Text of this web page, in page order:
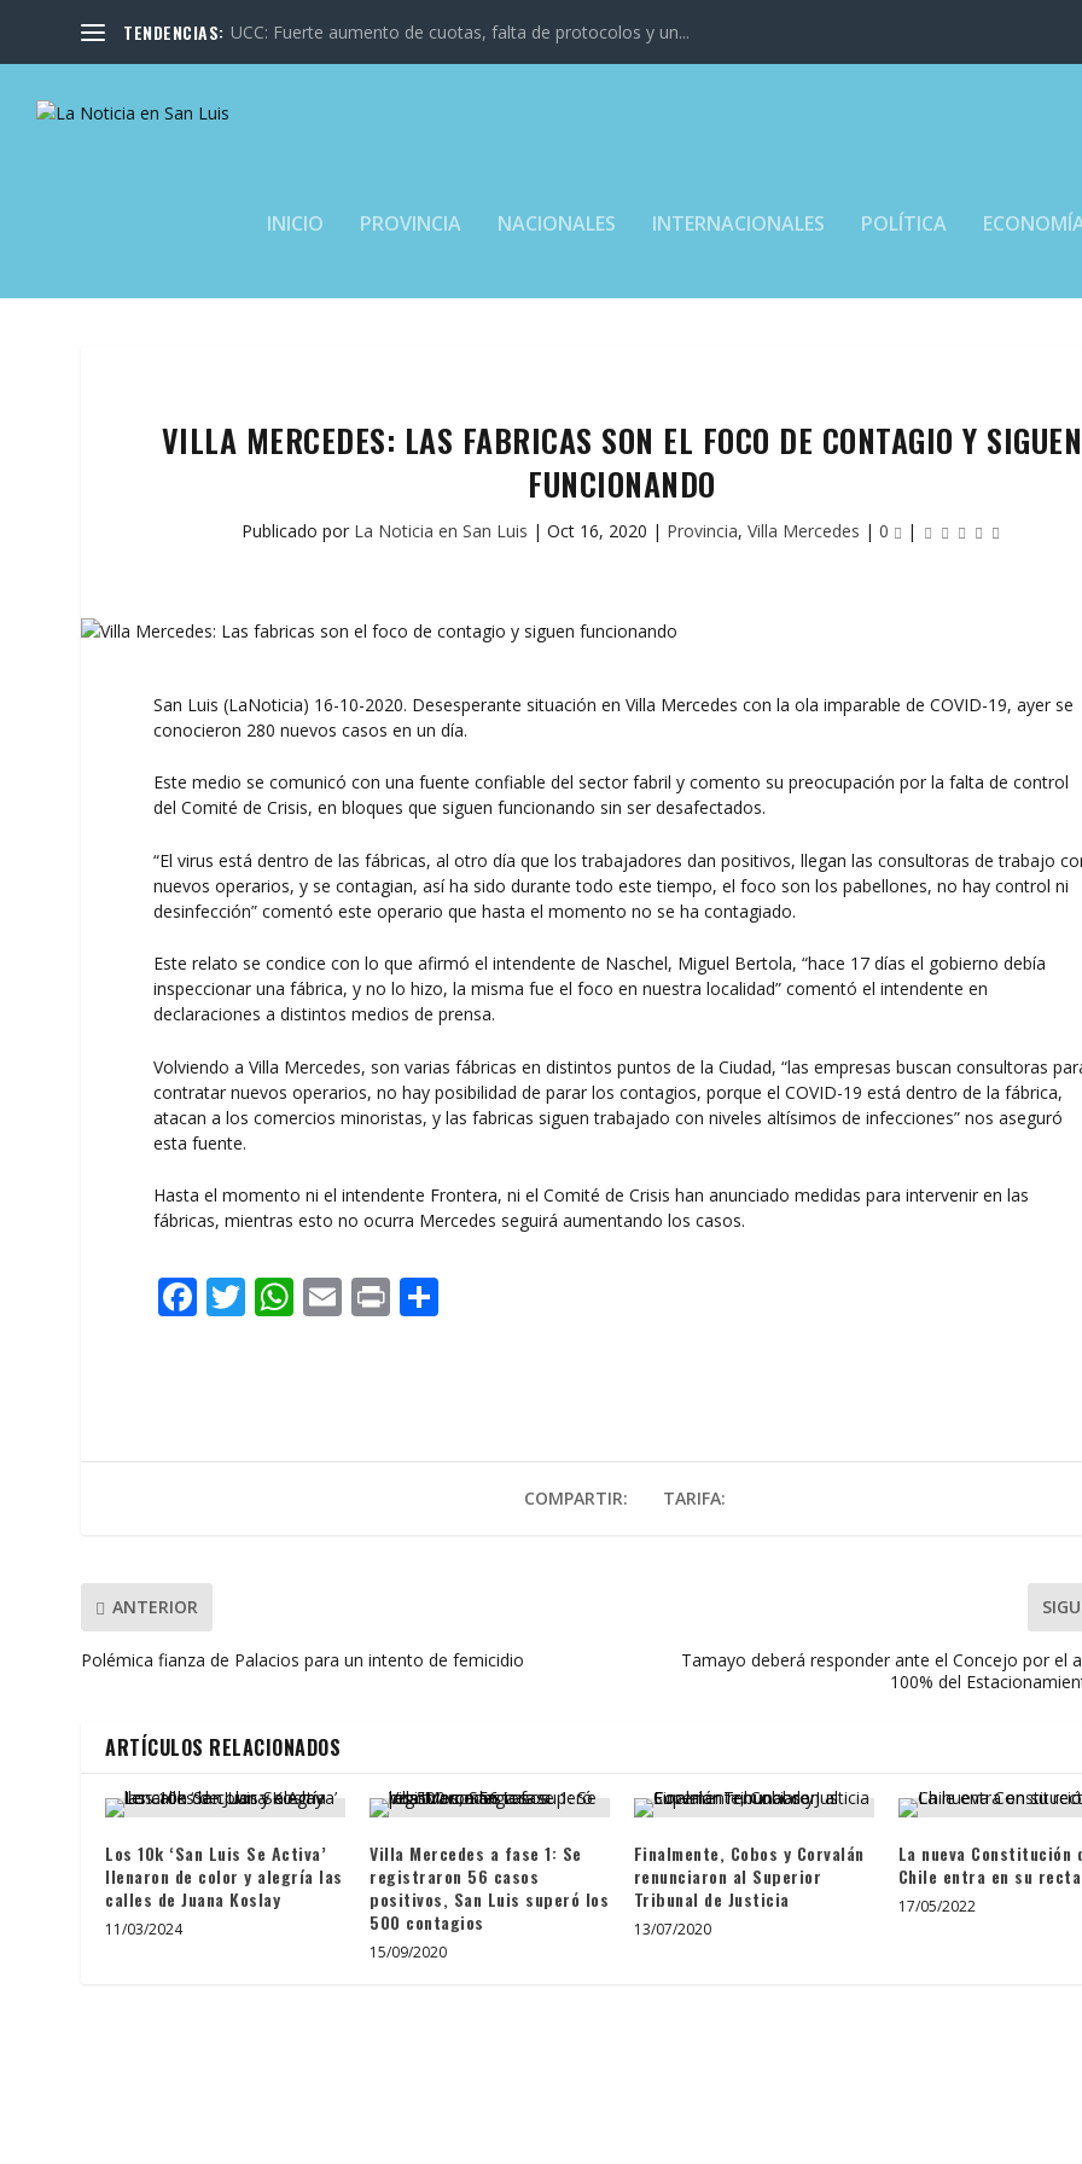
TENDENCIAS: UCC: Fuerte aumento de cuotas, falta de protocolos y un...
INICIO PROVINCIA NACIONALES INTERNACIONALES POLÍTICA
VILLA MERCEDES: LAS FABRICAS SON EL FOCO DE CONTAGIO Y SIGUEN
FUNCIONANDO
Publicado por La Noticia en San Luis |Oct 16, 2020 | Provincia,Villa Mercedes |0 |
San Luis (LaNoticia) 16-10-2020. Desesperante situación en Villa Mercedes con la ola imparable de COVID-19, ayer se
conocieron 280 nuevos casos en un día.
Este medio se comunicó con una fuente confiable del sector fabril y comento su preocupación por la falta de control
del Comité de Crisis, en bloques que siguen funcionando sin ser desafectados.
“El virus está dentro de las fábricas, al otro día que los trabajadores dan positivos, llegan las consultoras de trabajo
nuevos operarios, y se contagian, así ha sido durante todo este tiempo, el foco son los pabellones, no hay control ni
desinfección” comentó este operario que hasta el momento no se ha contagiado.
Este relato se condice con lo que afirmó el intendente de Naschel, Miguel Bertola, “hace 17 días el gobierno debía
inspeccionar una fábrica, y no lo hizo, la misma fue el foco en nuestra localidad” comentó el intendente en
declaraciones a distintos medios de prensa.
Volviendo a Villa Mercedes, son varias fábricas en distintos puntos de la Ciudad, “las empresas buscan consultoras
contratar nuevos operarios, no hay posibilidad de parar los contagios, porque el COVID-19 está dentro de la fábrica,
atacan a los comercios minoristas, y las fabricas siguen trabajado con niveles altísimos de infecciones” nos aseguró
esta fuente.
Hasta el momento ni el intendente Frontera, ni el Comité de Crisis han anunciado medidas para intervenir en las
fábricas, mientras esto no ocurra Mercedes seguirá aumentando los casos.
F
o
T W
A
E Pr
ar
COMPARTIR: TARIFA:
ANTERIOR
Polémica fianza de Palacios para un intento de femicidio
Tamayo deberá responder ante el Concejo por el
100% del
ARTÍCULOS RELACIONADOS
Los 10k ‘San Luis Se Activa’
llenaron de color y alegría las
calles de Juana Koslay
11/03/2024
Villa Mercedes a fase 1: Se
registraron 56 casos
positivos, San Luis superó los
500 contagios
15/09/2020
Finalmente, Cobos y Corvalán
renunciaron al Superior
Tribunal de Justicia
13/07/2020
La nueva Constitución
Chile entra en su
17/05/2022